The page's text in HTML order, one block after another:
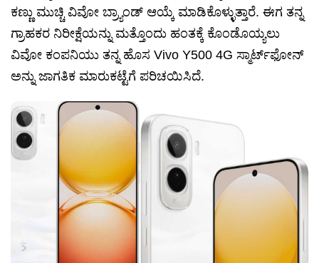
ಕಣ್ಣು ಮುಚ್ಚಿ ವಿವೋ ಬ್ರ್ಯಾಂಡ್ ಆಯ್ಕೆ ಮಾಡಿಕೊಳ್ಳುತ್ತಾರೆ. ಈಗ ತನ್ನ
ಗ್ರಾಹಕರ ನಿರೀಕ್ಷೆಯನ್ನು ಮತ್ತೊಂದು ಹಂತಕ್ಕೆ ಕೊಂಡೊಯ್ಯಲು
ವಿವೋ ಕಂಪನಿಯು ತನ್ನ ಹೊಸ Vivo Y500 4G ಸ್ಮಾರ್ಟ್‌ಫೋನ್
ಅನ್ನು ಜಾಗತಿಕ ಮಾರುಕಟ್ಟೆಗೆ ಪರಿಚಯಿಸಿದೆ.